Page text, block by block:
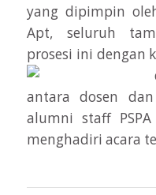
yang dipimpin
Apt, seluruh
prosesi ini dengan
antara dosen
alumni staff
menghadiri acara